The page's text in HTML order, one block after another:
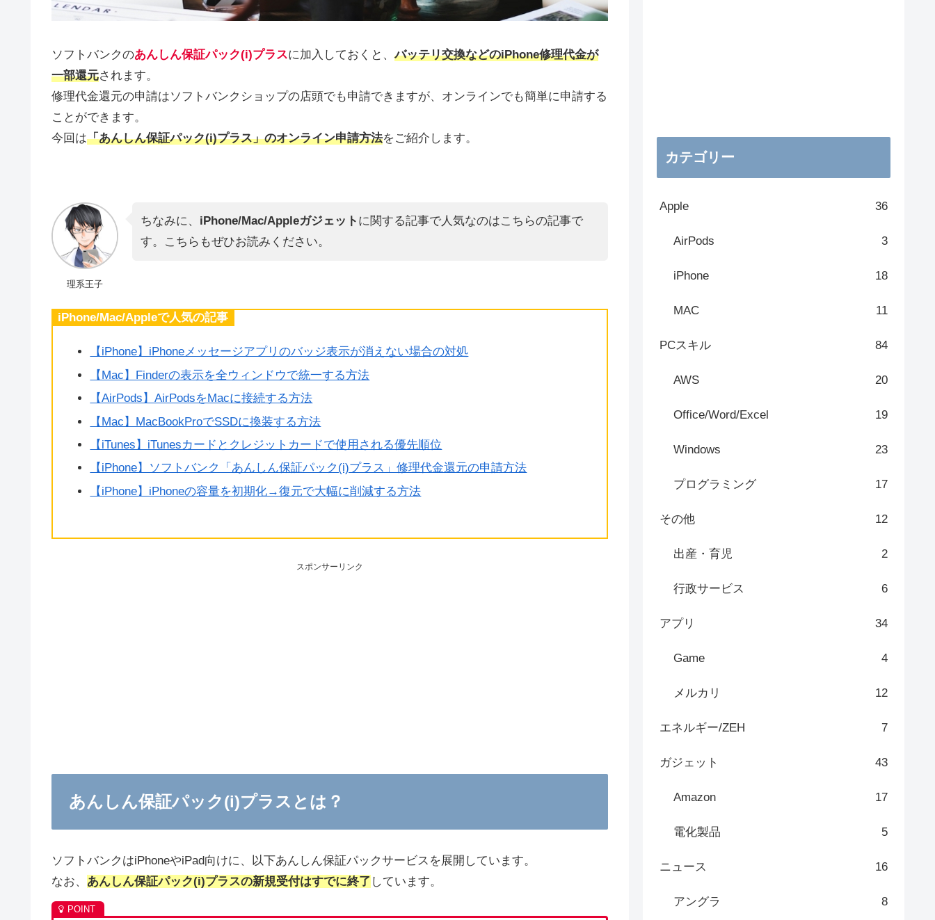
ソフトバンクのあんしん保証パック(i)プラスに加入しておくと、バッテリ交換などのiPhone修理代金が
一部還元されます。
修理代金還元の申請はソフトバンクショップの店頭でも申請できますが、オンラインでも簡単に申請する
ことができます。
今回は「あんしん保証パック(i)プラス」のオンライン申請方法をご紹介します。
理系王子
ちなみに、 iPhone/Mac/Appleガジェット に関する記事で人気なのはこちらの記事で
す。こちらもぜひお読みください。
iPhone/Mac/Appleで人気の記事
【iPhone】iPhoneメッセージアプリのバッジ表示が消えない場合の対処
【Mac】Finderの表示を全ウィンドウで統一する方法
【AirPods】AirPodsをMacに接続する方法
【Mac】MacBookProでSSDに換装する方法
【iTunes】iTunesカードとクレジットカードで使用される優先順位
【iPhone】ソフトバンク「あんしん保証パック(i)プラス」修理代金還元の申請方法
【iPhone】iPhoneの容量を初期化→復元で大幅に削減する方法
スポンサーリンク
あんしん保証パック(i)プラスとは？
ソフトバンクはiPhoneやiPad向けに、以下あんしん保証パックサービスを展開しています。
なお、 あんしん保証パック(i)プラスの新規受付はすでに終了 しています。
カテゴリー
Apple 36
AirPods 3
iPhone 18
MAC 11
PCスキル 84
AWS 20
Office/Word/Excel 19
Windows 23
プログラミング 17
その他 12
出産・育児 2
行政サービス 6
アプリ 34
Game 4
メルカリ 12
エネルギー/ZEH 7
ガジェット 43
Amazon 17
電化製品 5
ニュース 16
アングラ 8